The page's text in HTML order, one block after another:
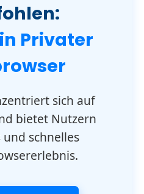
Privater
sich auf
bietet Nutzern
und schnelles